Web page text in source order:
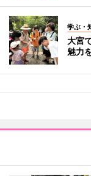
学ぶ・
大宮
魅力